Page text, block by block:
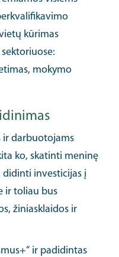
kūrimas
mokymo
ir darbuotojams
ko, skatinti meninę
didinti investicijas į
ir toliau bus
žiniasklaidos ir
ir padidintas